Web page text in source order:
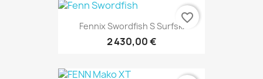
Fennix Swordfish S Surfski
2 430,00 €
favorite_border